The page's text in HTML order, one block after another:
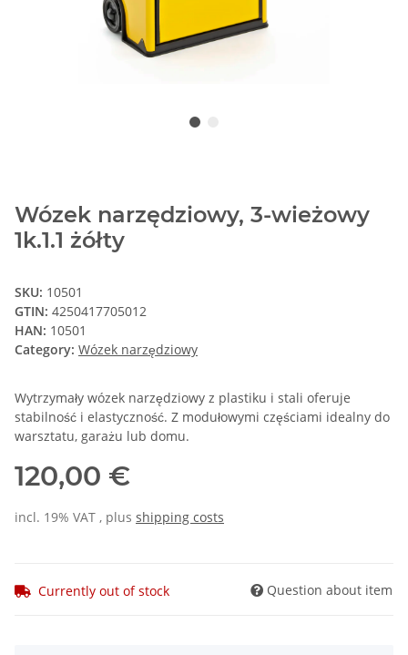
Wózek narzędziowy, 3-wieżowy
1k.1.1 żółty
SKU: 10501
GTIN: 4250417705012
HAN: 10501
Category: Wózek narzędziowy
Wytrzymały wózek narzędziowy z plastiku i stali oferuje
stabilność i elastyczność. Z modułowymi częściami idealny do
warsztatu, garażu lub domu.
120,00 €
incl. 19% VAT , plus shipping costs
Currently out of stock Question about item